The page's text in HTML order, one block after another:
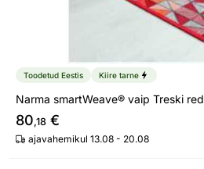
Toodetud Eestis Kiire tarne
Narma smartWeave® vaip Treski red
80,18 €
ajavahemikul 13.08 - 20.08